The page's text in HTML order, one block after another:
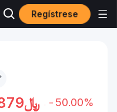
Regístrese
Rial omaní to USDC
﷼ -50.00%